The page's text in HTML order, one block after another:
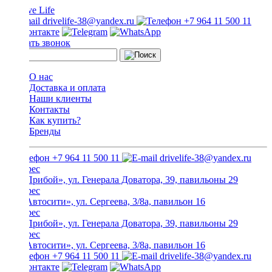
drivelife-38@yandex.ru +7 964 11 500 11
Заказать звонок
О нас
Доставка и оплата
Наши клиенты
Контакты
Как купить?
Бренды
+7 964 11 500 11 drivelife-38@yandex.ru
ТЦ «Прибой», ул. Генерала Доватора, 39, павильоны 29
ТЦ «Автосити», ул. Сергеева, 3/8а, павильон 16
ТЦ «Прибой», ул. Генерала Доватора, 39, павильоны 29
ТЦ «Автосити», ул. Сергеева, 3/8а, павильон 16
+7 964 11 500 11
drivelife-38@yandex.ru